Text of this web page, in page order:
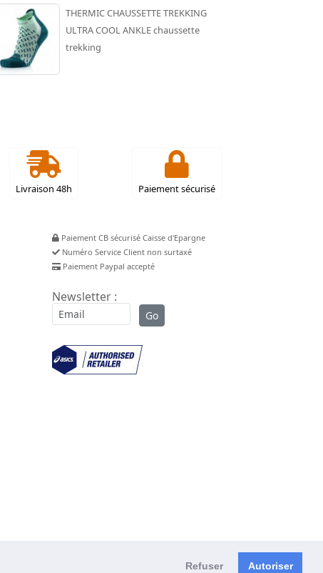
Refuser Autoriser
THERMIC CHAUSSETTE TREKKING
ULTRA COOL ANKLE chaussette
trekking
Livraison 48h Paiement sécurisé
Paiement CB sécurisé Caisse d'Epargne
Numéro Service Client non surtaxé
Paiement Paypal accepté
Newsletter :